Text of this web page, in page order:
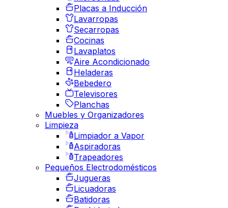
Placas a Inducción
Lavarropas
Secarropas
Cocinas
Lavaplatos
Aire Acondicionado
Heladeras
Bebedero
Televisores
Planchas
Muebles y Organizadores
Limpieza
Limpiador a Vapor
Aspiradoras
Trapeadores
Pequeños Electrodomésticos
Jugueras
Licuadoras
Batidoras